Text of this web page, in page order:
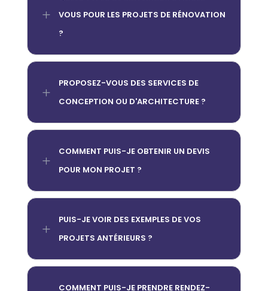
L
VOUS POUR LES PROJETS DE RÉNOVATION
?
L
PROPOSEZ-VOUS DES SERVICES DE
CONCEPTION OU D'ARCHITECTURE ?
L
COMMENT PUIS-JE OBTENIR UN DEVIS
POUR MON PROJET ?
L
PUIS-JE VOIR DES EXEMPLES DE VOS
PROJETS ANTÉRIEURS ?
COMMENT PUIS-JE PRENDRE RENDEZ-